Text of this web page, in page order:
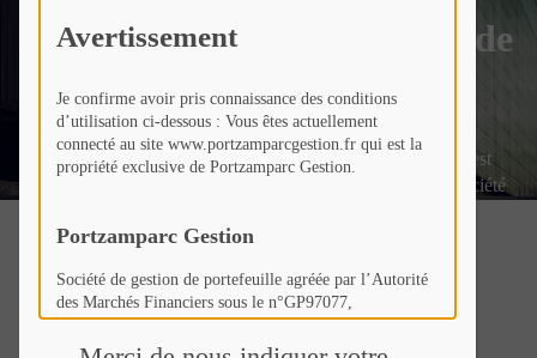
Avertissement
Je confirme avoir pris connaissance des conditions
d’utilisation ci-dessous : Vous êtes actuellement
connecté au site www.portzamparcgestion.fr qui est la
propriété exclusive de Portzamparc Gestion.
Portzamparc Gestion
Société de gestion de portefeuille agréée par l’Autorité
des Marchés Financiers sous le n°GP97077,
Société Anonyme à Conseil d’Administration au capital
de 307 846 €,
c’est repenser notre modèle de
société
Liste
Liste
Réindustrialiser la France c’est
repenser notre modèle de société
Horizon Durable